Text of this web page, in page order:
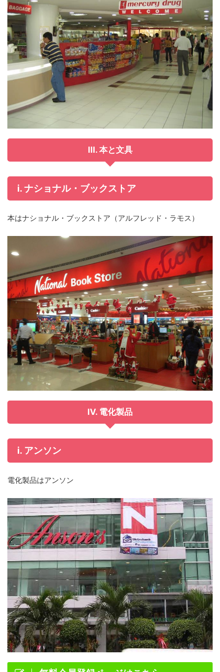
III. 本と文具
i. ナショナル・ブックストア
本はナショナル・ブックストア（アルフレッド・ラモス）
IV. 電化製品
i. アンソン
電化製品はアンソン